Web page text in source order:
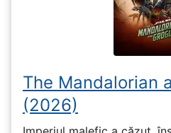
The Mandalorian
(2026)